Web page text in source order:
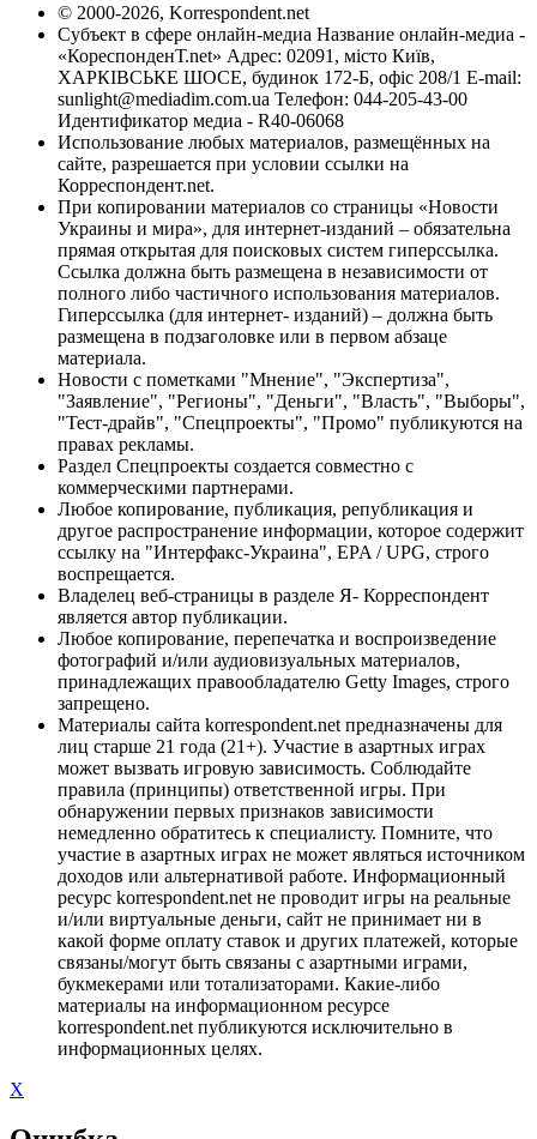
© 2000-2026, Korrespondent.net
Субъект в сфере онлайн-медиа Название онлайн-медиа -
«КореспонденТ.net» Адрес: 02091, місто Київ,
ХАРКІВСЬКЕ ШОСЕ, будинок 172-Б, офіс 208/1 E-mail:
sunlight@mediadim.com.ua Телефон: 044-205-43-00
Идентификатор медиа - R40-06068
Использование любых материалов, размещённых на
сайте, разрешается при условии ссылки на
Корреспондент.net.
При копировании материалов со страницы «Новости
Украины и мира», для интернет-изданий – обязательна
прямая открытая для поисковых систем гиперссылка.
Ссылка должна быть размещена в независимости от
полного либо частичного использования материалов.
Гиперссылка (для интернет- изданий) – должна быть
размещена в подзаголовке или в первом абзаце
материала.
Новости с пометками "Мнение", "Экспертиза",
"Заявление", "Регионы", "Деньги", "Власть", "Выборы",
"Тест-драйв", "Спецпроекты", "Промо" публикуются на
правах рекламы.
Раздел Спецпроекты создается совместно с
коммерческими партнерами.
Любое копирование, публикация, републикация и
другое распространение информации, которое содержит
ссылку на "Интерфакс-Украина", EPA / UPG, строго
воспрещается.
Владелец веб-страницы в разделе Я- Корреспондент
является автор публикации.
Любое копирование, перепечатка и воспроизведение
фотографий и/или аудиовизуальных материалов,
принадлежащих правообладателю Getty Images, строго
запрещено.
Материалы сайта korrespondent.net предназначены для
лиц старше 21 года (21+). Участие в азартных играх
может вызвать игровую зависимость. Соблюдайте
правила (принципы) ответственной игры. При
обнаружении первых признаков зависимости
немедленно обратитесь к специалисту. Помните, что
участие в азартных играх не может являться источником
доходов или альтернативой работе. Информационный
ресурс korrespondent.net не проводит игры на реальные
и/или виртуальные деньги, сайт не принимает ни в
какой форме оплату ставок и других платежей, которые
связаны/могут быть связаны с азартными играми,
букмекерами или тотализаторами. Какие-либо
материалы на информационном ресурсе
korrespondent.net публикуются исключительно в
информационных целях.
X